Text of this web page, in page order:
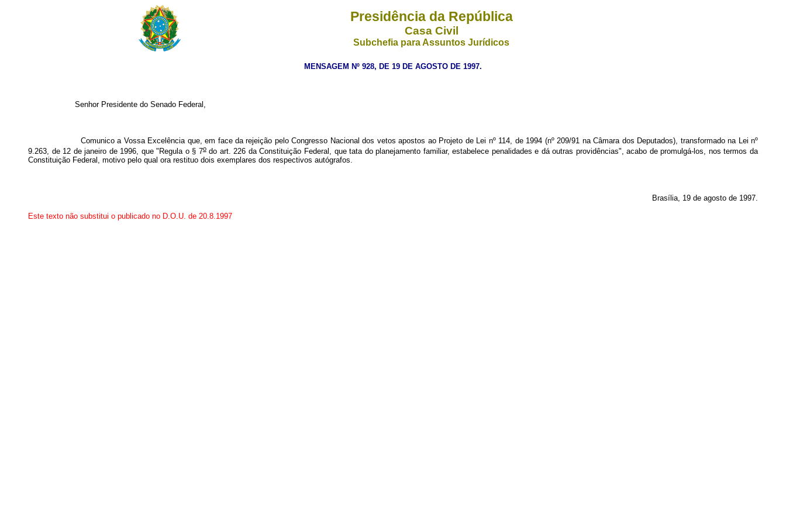
Presidência da República
Casa Civil
Subchefia para Assuntos Jurídicos
MENSAGEM Nº 928, DE 19 DE AGOSTO DE 1997.
Senhor Presidente do Senado Federal,
Comunico a Vossa Excelência que, em face da rejeição pelo Congresso Nacional dos vetos apostos ao Projeto de Lei nº 114, de 1994 (nº 209/91 na Câmara dos Deputados), transformado na Lei nº
9.263, de 12 de janeiro de 1996, que "Regula o § 7odo art. 226 da Constituição Federal, que tata do planejamento familiar, estabelece penalidades e dá outras providências", acabo de promulgá-los, nos termos da
Constituição Federal, motivo pelo qual ora restituo dois exemplares dos respectivos autógrafos.
Brasília, 19 de agosto de 1997.
Este texto não substitui o publicado no D.O.U. de 20.8.1997